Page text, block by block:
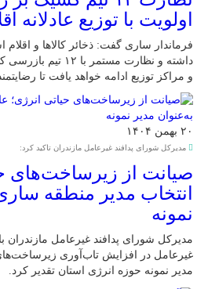
اولویت با توزیع عادلانه
فرماندار ساری گفت: ذخائر کالاها و
داشته و نظارت
و مراکز توزیع ادامه خواهد یافت تا
۲۰ بهمن ۱۴۰۴
مدیرکل شورای پدافند غیرعامل مازندران تاکید کرد:
صیانت از زیرساخت‌های
انتخاب مدیر منطقه
نمونه
مدیرکل شورای پدافند غیرعامل مازندران
غیرعامل در افزایش تاب‌آوری
مدیر نمونه حوزه انرژی استان تقدیر کرد.